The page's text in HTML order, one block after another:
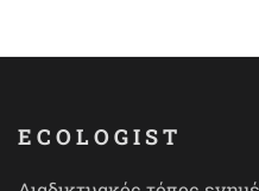
ECOLOGIST